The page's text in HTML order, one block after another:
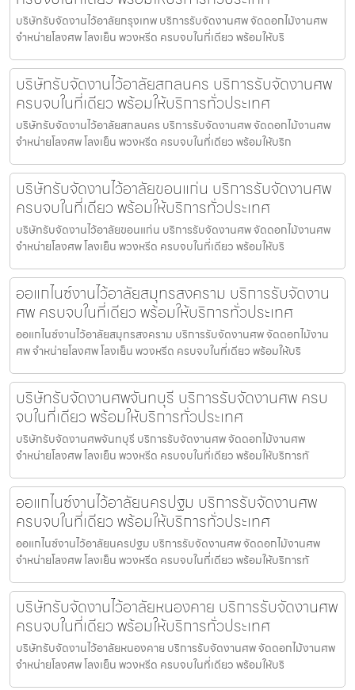
บริษัทรับจัดงานไว้อาลัยกรุงเทพ บริการรับจัดงานศพ จัดดอกไม้งานศพ
จำหน่ายโลงศพ โลงเย็น พวงหรีด ครบจบในที่เดียว พร้อมให้บริ
บริษัทรับจัดงานไว้อาลัยสกลนคร บริการรับจัดงานศพ
ครบจบในที่เดียว พร้อมให้บริการทั่วประเทศ
บริษัทรับจัดงานไว้อาลัยสกลนคร บริการรับจัดงานศพ จัดดอกไม้งานศพ
จำหน่ายโลงศพ โลงเย็น พวงหรีด ครบจบในที่เดียว พร้อมให้บริก
บริษัทรับจัดงานไว้อาลัยขอนแก่น บริการรับจัดงานศพ
ครบจบในที่เดียว พร้อมให้บริการทั่วประเทศ
บริษัทรับจัดงานไว้อาลัยขอนแก่น บริการรับจัดงานศพ จัดดอกไม้งานศพ
จำหน่ายโลงศพ โลงเย็น พวงหรีด ครบจบในที่เดียว พร้อมให้บริ
ออแกไนซ์งานไว้อาลัยสมุทรสงคราม บริการรับจัดงาน
ศพ ครบจบในที่เดียว พร้อมให้บริการทั่วประเทศ
ออแกไนซ์งานไว้อาลัยสมุทรสงคราม บริการรับจัดงานศพ จัดดอกไม้งาน
ศพ จำหน่ายโลงศพ โลงเย็น พวงหรีด ครบจบในที่เดียว พร้อมให้บริ
บริษัทรับจัดงานศพจันทบุรี บริการรับจัดงานศพ ครบ
จบในที่เดียว พร้อมให้บริการทั่วประเทศ
บริษัทรับจัดงานศพจันทบุรี บริการรับจัดงานศพ จัดดอกไม้งานศพ
จำหน่ายโลงศพ โลงเย็น พวงหรีด ครบจบในที่เดียว พร้อมให้บริการทั
ออแกไนซ์งานไว้อาลัยนครปฐม บริการรับจัดงานศพ
ครบจบในที่เดียว พร้อมให้บริการทั่วประเทศ
ออแกไนซ์งานไว้อาลัยนครปฐม บริการรับจัดงานศพ จัดดอกไม้งานศพ
จำหน่ายโลงศพ โลงเย็น พวงหรีด ครบจบในที่เดียว พร้อมให้บริการทั
บริษัทรับจัดงานไว้อาลัยหนองคาย บริการรับจัดงานศพ
ครบจบในที่เดียว พร้อมให้บริการทั่วประเทศ
บริษัทรับจัดงานไว้อาลัยหนองคาย บริการรับจัดงานศพ จัดดอกไม้งานศพ
จำหน่ายโลงศพ โลงเย็น พวงหรีด ครบจบในที่เดียว พร้อมให้บริ